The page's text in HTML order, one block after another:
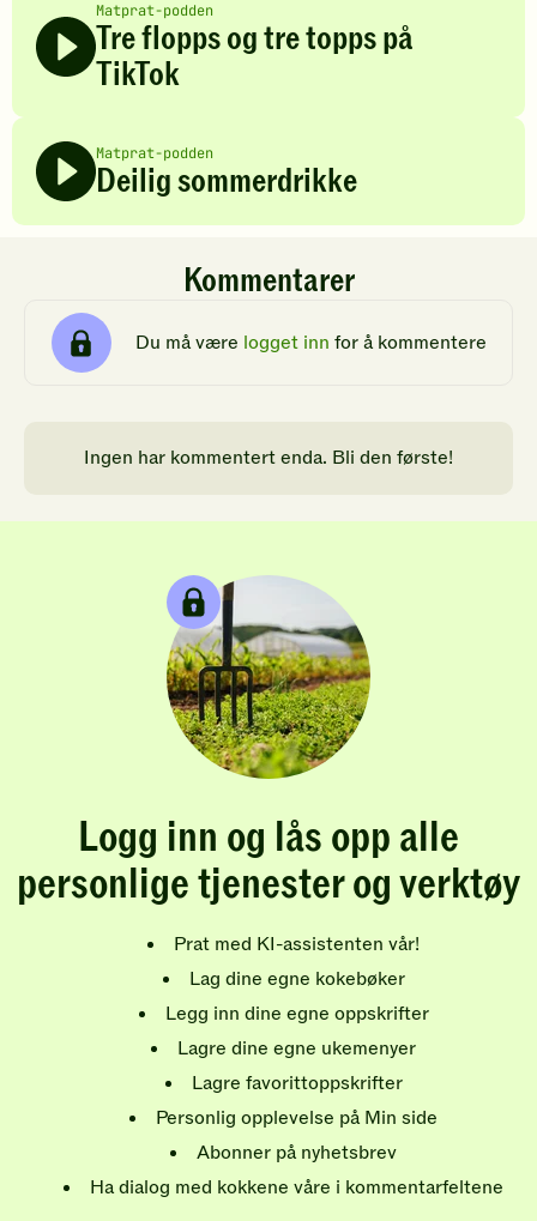
Matprat-podden
Tre flopps og tre topps på
TikTok
Matprat-podden
Deilig sommerdrikke
Kommentarer
Du må være logget inn for å kommentere
Ingen har kommentert enda. Bli den første!
Logg inn og lås opp alle
personlige tjenester og verktøy
Prat med KI-assistenten vår!
Lag dine egne kokebøker
Legg inn dine egne oppskrifter
Lagre dine egne ukemenyer
Lagre favorittoppskrifter
Personlig opplevelse på Min side
Abonner på nyhetsbrev
Ha dialog med kokkene våre i kommentarfeltene